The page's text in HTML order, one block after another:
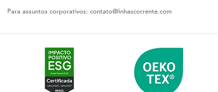
Para assuntos corporativos: contato@linhascorrente.com